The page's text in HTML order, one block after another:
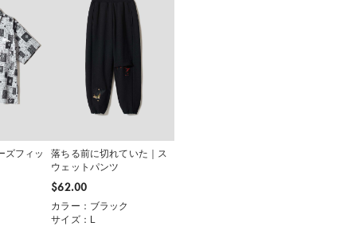
ズフィッ
落ちる前に切れていた｜ス
ウェットパンツ
$‌62.00
カラー：ブラック
サイズ：L